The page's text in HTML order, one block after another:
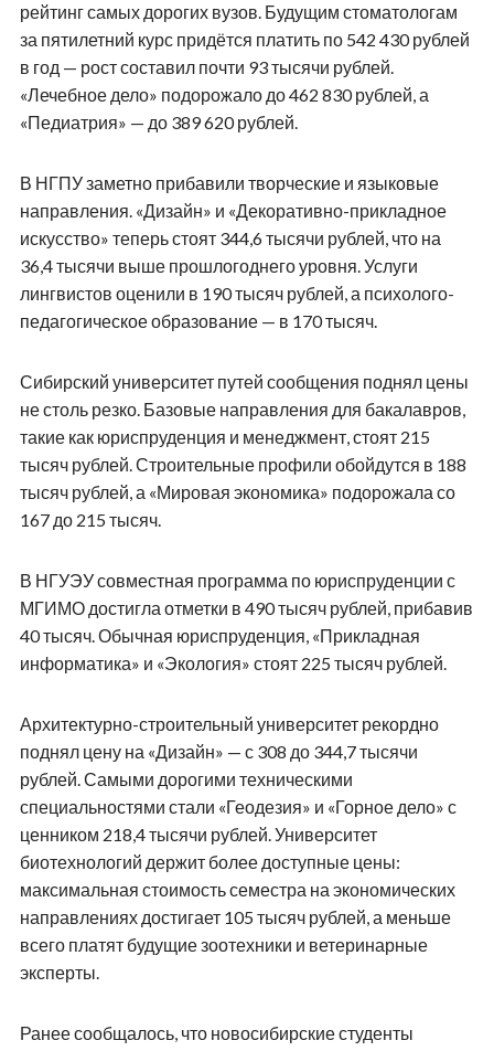
рейтинг самых дорогих вузов. Будущим стоматологам
за пятилетний курс придётся платить по 542 430 рублей
в год — рост составил почти 93 тысячи рублей.
«Лечебное дело» подорожало до 462 830 рублей, а
«Педиатрия» — до 389 620 рублей.
В НГПУ заметно прибавили творческие и языковые
направления. «Дизайн» и «Декоративно-прикладное
искусство» теперь стоят 344,6 тысячи рублей, что на
36,4 тысячи выше прошлогоднего уровня. Услуги
лингвистов оценили в 190 тысяч рублей, а психолого-
педагогическое образование — в 170 тысяч.
Сибирский университет путей сообщения поднял цены
не столь резко. Базовые направления для бакалавров,
такие как юриспруденция и менеджмент, стоят 215
тысяч рублей. Строительные профили обойдутся в 188
тысяч рублей, а «Мировая экономика» подорожала со
167 до 215 тысяч.
В НГУЭУ совместная программа по юриспруденции с
МГИМО достигла отметки в 490 тысяч рублей, прибавив
40 тысяч. Обычная юриспруденция, «Прикладная
информатика» и «Экология» стоят 225 тысяч рублей.
Архитектурно-строительный университет рекордно
поднял цену на «Дизайн» — с 308 до 344,7 тысячи
рублей. Самыми дорогими техническими
специальностями стали «Геодезия» и «Горное дело» с
ценником 218,4 тысячи рублей. Университет
биотехнологий держит более доступные цены:
максимальная стоимость семестра на экономических
направлениях достигает 105 тысяч рублей, а меньше
всего платят будущие зоотехники и ветеринарные
эксперты.
Ранее сообщалось, что новосибирские студенты